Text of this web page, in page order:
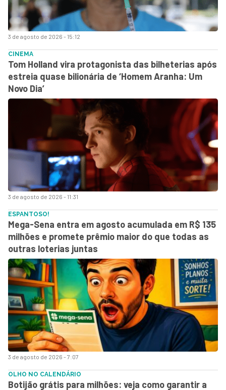
3 de agosto de 2026 - 15:12
3 de agosto de 2026 - 11:31
CINEMA
Tom Holland vira protagonista das bilheterias após
estreia quase bilionária de ‘Homem Aranha: Um
Novo Dia’
3 de agosto de 2026 - 7:07
ESPANTOSO!
Mega-Sena entra em agosto acumulada em R$ 135
milhões e promete prêmio maior do que todas as
outras loterias juntas
OLHO NO CALENDÁRIO
Botijão grátis para milhões: veja como garantir a